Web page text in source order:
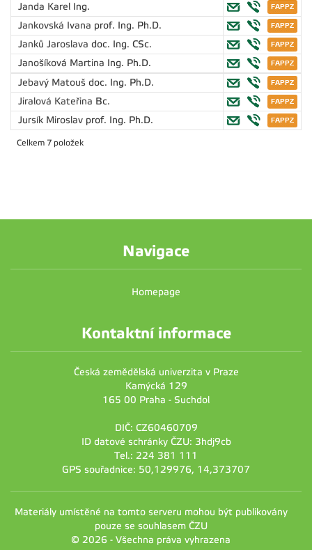
Janda Karel Ing.
Jankovská Ivana prof. Ing. Ph.D.
Janků Jaroslava doc. Ing. CSc.
Janošíková Martina Ing. Ph.D.
Jebavý Matouš doc. Ing. Ph.D.
Jiralová Kateřina Bc.
Jursík Miroslav prof. Ing. Ph.D.
Celkem 7 položek
Navigace
Homepage
Kontaktní informace
Česká zemědělská univerzita v Praze
Kamýcká 129
165 00 Praha - Suchdol
DIČ: CZ60460709
ID datové schránky ČZU: 3hdj9cb
Tel.: 224 381 111
GPS souřadnice: 50,129976, 14,373707
Materiály umístěné na tomto serveru mohou být publikovány
pouze se souhlasem ČZU
© 2026 - Všechna práva vyhrazena